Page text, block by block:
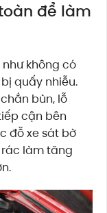
để làm
không có
quấy nhiễu.
bùn, lỗ
cận bên
đỗ xe sát bờ
làm tăng